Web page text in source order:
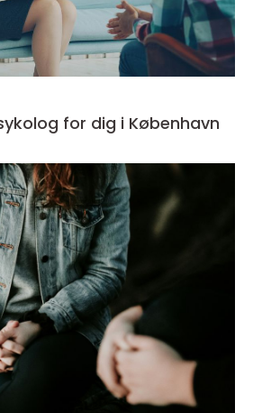
for dig i København